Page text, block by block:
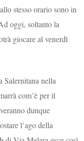
stesso orario sono in
oggi, soltanto la
giocare al venerdì
Salernitana nella
com’è per il
dunque
l’ago della